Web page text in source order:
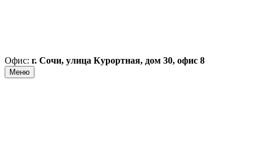
Офис: г. Сочи, улица Курортная, дом 30, офис 8
Меню